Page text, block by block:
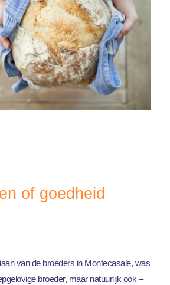
of goedheid
van de broeders in Montecasale, was
broeder, maar natuurlijk ook –